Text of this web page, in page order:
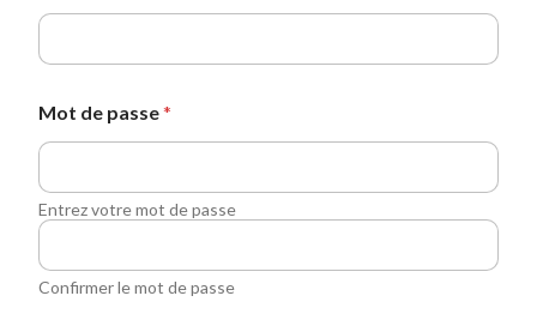
Mot de passe*
Entrez votre mot de passe
Confirmer le mot de passe